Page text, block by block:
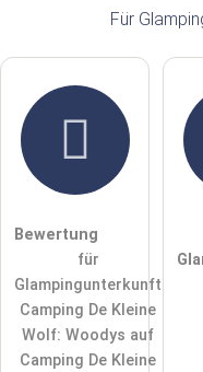
Hiermit akzeptiere
Die Datenschutzerklärung
öffentliche Frage
Hinweis: Bitte beachten
Besucher sichtbar
Klicken Sie hier um
Glampingunterkunft-
Für
Bewertung
für
Glampingunterkunft
Camping De Kleine
Wolf: Woodys auf
Camping De Kleine